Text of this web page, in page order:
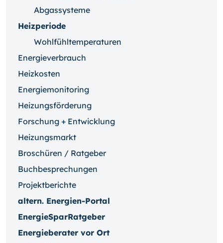
Abgassysteme
Heizperiode
Wohlfühltemperaturen
Energieverbrauch
Heizkosten
Energiemonitoring
Heizungsförderung
Forschung + Entwicklung
Heizungsmarkt
Broschüren / Ratgeber
Buchbesprechungen
Projektberichte
altern. Energien-Portal
EnergieSparRatgeber
Energieberater vor Ort